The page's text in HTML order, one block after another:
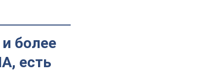
более
есть